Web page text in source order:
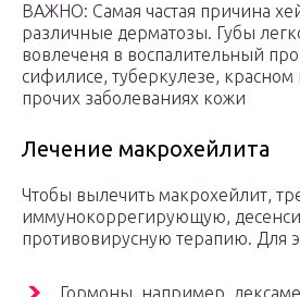
ВАЖНО: Самая частая причина
различные дерматозы. Губы
вовлеченя в воспалительный
сифилисе, туберкулезе,
прочих заболеваниях кожи
Лечение макрохейлита
Чтобы вылечить макрохейлит,
иммунокоррегирующую,
противовирусную терапию. Для
Гормоны, например,